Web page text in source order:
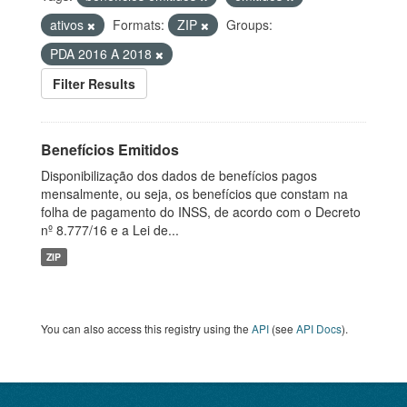
ativos
Formats: ZIP
Groups:
PDA 2016 A 2018
Filter Results
Benefícios Emitidos
Disponibilização dos dados de benefícios pagos
mensalmente, ou seja, os benefícios que constam na
folha de pagamento do INSS, de acordo com o Decreto
nº 8.777/16 e a Lei de...
ZIP
You can also access this registry using the API (see API Docs).